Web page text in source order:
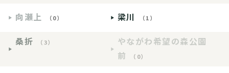
向瀬上 （0） 梁川 （1）
桑折 （3）
やながわ希望の森公園
前
（0）